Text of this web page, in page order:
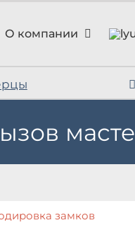
О компании
замков